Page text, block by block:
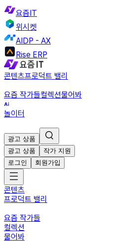
요즘IT
위시켓
AIDP - AX
Rise ERP
콘텐츠프로덕트 밸리
요즘 작가들컬렉션물어봐
놀이터
광고 상품
광고 상품
작가 지원
로그인
회원가입
콘텐츠
프로덕트 밸리
요즘 작가들
컬렉션
물어봐